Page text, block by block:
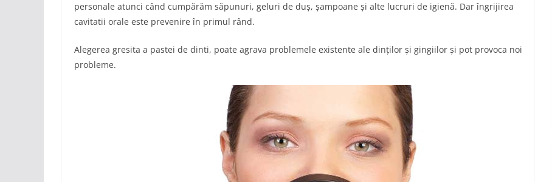
personale atunci când cumpărăm săpunuri, geluri de duș, șampoane și alte lucruri de igienă. Dar îngrijirea
cavitatii orale este prevenire în primul rând.
Alegerea gresita a pastei de dinti, poate agrava problemele existente ale dinților și gingiilor și pot provoca noi
probleme.